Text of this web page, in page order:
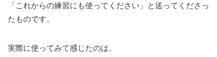
「これからの練習にも使ってください」と送ってくださっ
たものです。
実際に使ってみて感じたのは、